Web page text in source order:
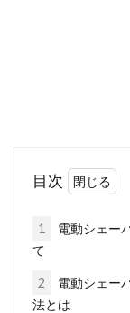
目次
1
電動シェー
て
2
電動シェー
法とは